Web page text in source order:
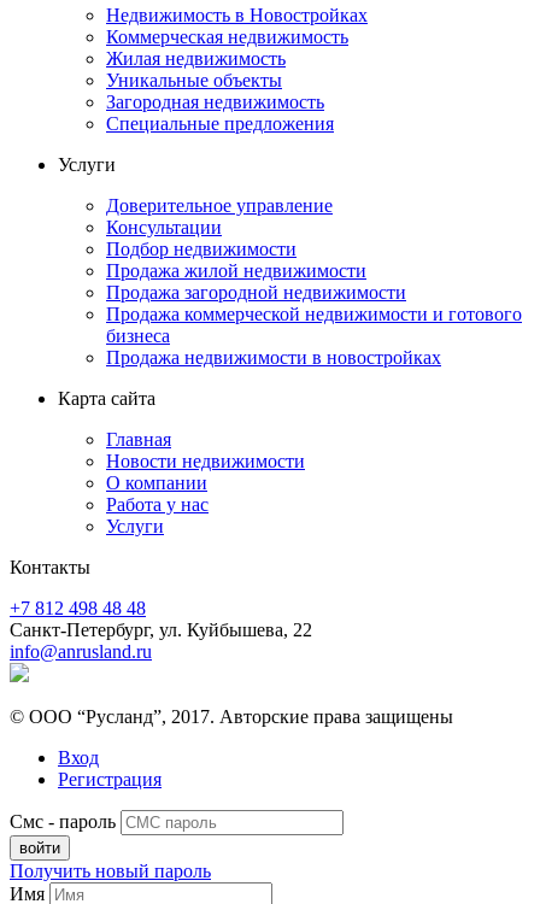
Недвижимость в Новостройках
Коммерческая недвижимость
Жилая недвижимость
Уникальные объекты
Загородная недвижимость
Специальные предложения
Услуги
Доверительное управление
Консультации
Подбор недвижимости
Продажа жилой недвижимости
Продажа загородной недвижимости
Продажа коммерческой недвижимости и готового
бизнеса
Продажа недвижимости в новостройках
Карта сайта
Главная
Новости недвижимости
О компании
Работа у нас
Услуги
Контакты
+7 812 498 48 48
Санкт-Петербург, ул. Куйбышева, 22
info@anrusland.ru
© ООО “Русланд”, 2017. Авторские права защищены
Вход
Регистрация
Смс - пароль
Получить новый пароль
Имя